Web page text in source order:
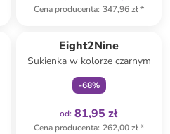
Cena producenta: 347,96 zł*
Eight2Nine
Sukienka w kolorze czarnym
-68%
od: 81,95 zł
Cena producenta: 262,00 zł*